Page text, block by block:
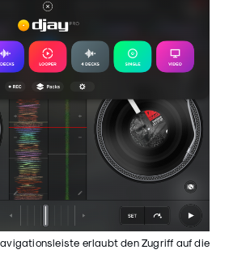
erlaubt den Zugriff auf die